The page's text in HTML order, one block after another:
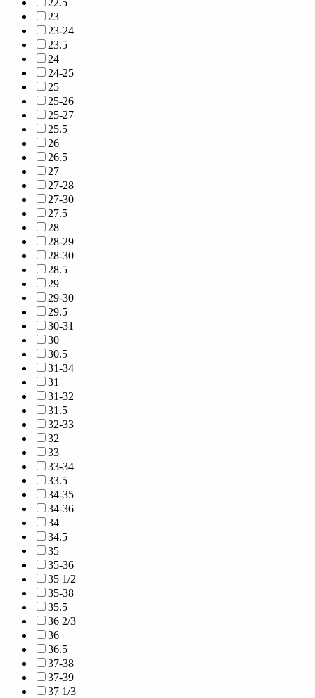
23
23-24
23.5
24
24-25
25
25-26
25-27
25.5
26
26.5
27
27-28
27-30
27.5
28
28-29
28-30
28.5
29
29-30
29.5
30-31
30
30.5
31-34
31
31-32
31.5
32-33
32
33
33-34
33.5
34-35
34-36
34
34.5
35
35-36
35 1/2
35-38
35.5
36 2/3
36
36.5
37-38
37-39
37 1/3